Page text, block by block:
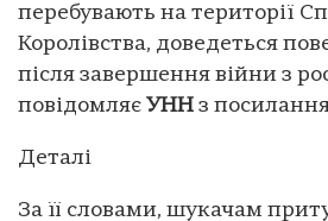
перебувають на території
Королівства, доведеться
після завершення війни з
повідомляє УНН з
Деталі
За її словами, шукачам